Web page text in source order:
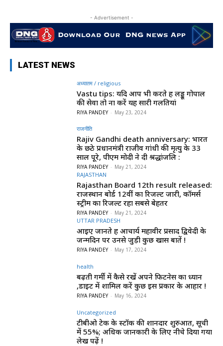
- Advertisement -
LATEST NEWS
अध्यातम / religious
Vastu tips: यदि आप भी करते हैं लड्डू गोपाल
की सेवा तो ना करें यह सारी गलतियां
RIYA PANDEY - May 23, 2024
राजनीति
Rajiv Gandhi death anniversary: भारत
के छठे प्रधानमंत्री राजीव गांधी की मृत्यु के 33
साल पूरे, पीएम मोदी ने दी श्रद्धांजलि :
RIYA PANDEY - May 21, 2024
RAJASTHAN
Rajasthan Board 12th result released:
राजस्थान बोर्ड 12वीं का रिजल्ट जारी, कॉमर्स
स्ट्रीम का रिजल्ट रहा सबसे बेहतर
RIYA PANDEY - May 21, 2024
UTTAR PRADESH
आइए जानते हैं आचार्य महावीर प्रसाद द्विवेदी के
जन्मदिन पर उनसे जुड़ी कुछ खास बातें !
RIYA PANDEY - May 17, 2024
health
बढ़ती गर्मी में कैसे रखें अपने फिटनेस का ध्यान
,डाइट में शामिल करें कुछ इस प्रकार के आहार !
RIYA PANDEY - May 16, 2024
Uncategorized
टीबीओ टेक के स्टॉक की शानदार शुरुआत, सूची
में 55%; अधिक जानकारी के लिए नीचे दिया गया
लेख पढ़ें !